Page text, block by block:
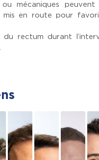
ou mécaniques
mis en route pour
du rectum durant